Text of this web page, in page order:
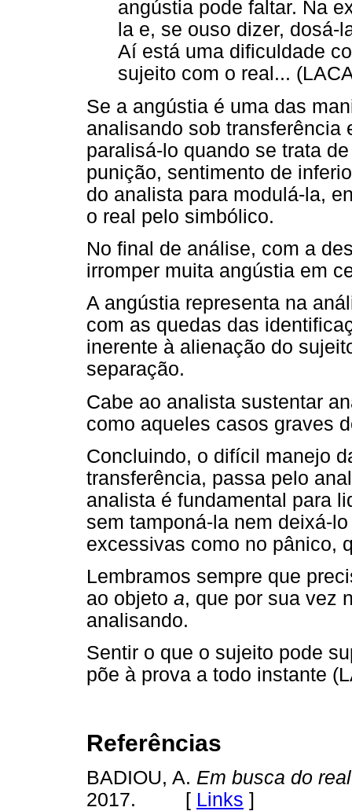
angústia pode faltar. Na
la e, se ouso dizer, dosá-
Aí está uma dificuldade
sujeito com o real...
Se a angústia é uma das
analisando sob transferência
paralisá-lo quando se trata
punição, sentimento de
do analista para modulá-la,
o real pelo simbólico.
No final de análise, com a
irromper muita angústia em
A angústia representa na
com as quedas das
inerente à alienação do
separação.
Cabe ao analista sustentar
como aqueles casos graves
Concluindo, o difícil manejo
transferência, passa pelo
analista é fundamental para
sem tamponá-la nem deixá-
excessivas como no pânico,
Lembramos sempre que
ao objeto a, que por sua vez
analisando.
Sentir o que o sujeito pode
põe à prova a todo instante
Referências
BADIOU, A. Em busca do
2017. [ Links ]